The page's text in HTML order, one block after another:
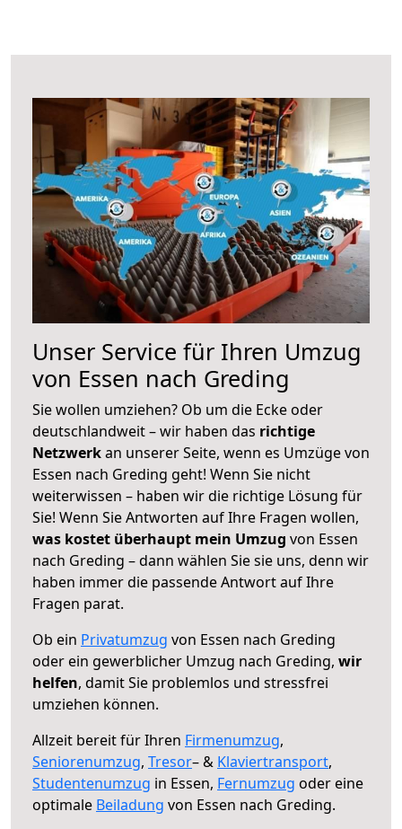
Unser Service für Ihren Umzug
von Essen nach Greding
Sie wollen umziehen? Ob um die Ecke oder
deutschlandweit – wir haben das richtige
Netzwerkan unserer Seite, wenn es Umzüge von
Essen nach Greding geht! Wenn Sie nicht
weiterwissen – haben wir die richtige Lösung für
Sie! Wenn Sie Antworten auf Ihre Fragen wollen,
was kostet überhaupt mein Umzug von Essen
nach Greding – dann wählen Sie sie uns, denn wir
haben immer die passende Antwort auf Ihre
Fragen parat.
Ob ein Privatumzug von Essen nach Greding
oder ein gewerblicher Umzug nach Greding, wir
helfen, damit Sie problemlos und stressfrei
umziehen können.
Allzeit bereit für Ihren Firmenumzug,
Seniorenumzug, Tresor– & Klaviertransport,
Studentenumzug in Essen, Fernumzug oder eine
optimale Beiladung von Essen nach Greding.